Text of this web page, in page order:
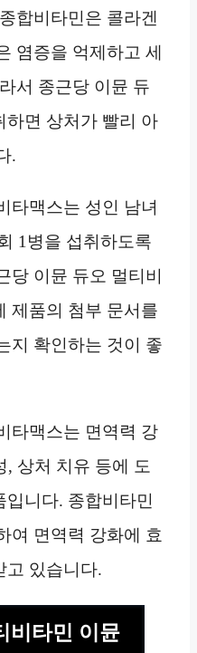
합비타민은 콜라겐
염증을 억제하고 세
서 종근당 이뮨 듀
하면 상처가 빨리 아
.
타맥스는 성인 남녀
1병을 섭취하도록
당 이뮨 듀오 멀티비
제품의 첨부 문서를
지 확인하는 것이 좋
타맥스는 면역력 강
, 상처 치유 등에 도
니다. 종합비타민
여 면역력 강화에 효
고 있습니다.
비타민 이뮨